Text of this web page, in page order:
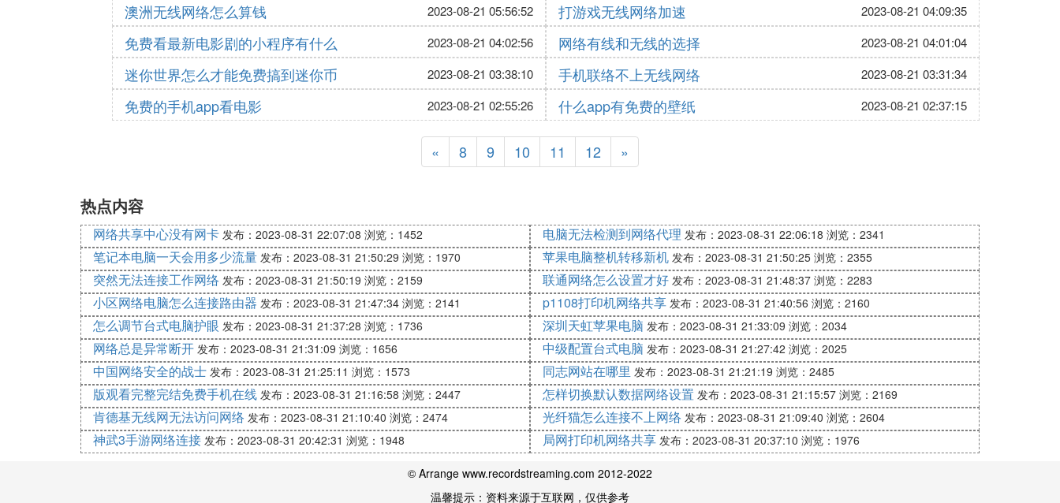
澳洲无线网络怎么算钱 2023-08-21 05:56:52 打游戏无线网络加速 2023-08-21 04:09:35
免费看最新电影剧的小程序有什么 2023-08-21 04:02:56 网络有线和无线的选择 2023-08-21 04:01:04
迷你世界怎么才能免费搞到迷你币 2023-08-21 03:38:10 手机联络不上无线网络 2023-08-21 03:31:34
免费的手机app看电影 2023-08-21 02:55:26 什么app有免费的壁纸 2023-08-21 02:37:15
« 8 9 10 11 12 »
热点内容
网络共享中心没有网卡 发布：2023-08-31 22:07:08 浏览：1452 电脑无法检测到网络代理 发布：2023-08-31 22:06:18 浏览：2341
笔记本电脑一天会用多少流量 发布：2023-08-31 21:50:29 浏览：1970 苹果电脑整机转移新机 发布：2023-08-31 21:50:25 浏览：2355
突然无法连接工作网络 发布：2023-08-31 21:50:19 浏览：2159 联通网络怎么设置才好 发布：2023-08-31 21:48:37 浏览：2283
小区网络电脑怎么连接路由器 发布：2023-08-31 21:47:34 浏览：2141 p1108打印机网络共享 发布：2023-08-31 21:40:56 浏览：2160
怎么调节台式电脑护眼 发布：2023-08-31 21:37:28 浏览：1736 深圳天虹苹果电脑 发布：2023-08-31 21:33:09 浏览：2034
网络总是异常断开 发布：2023-08-31 21:31:09 浏览：1656 中级配置台式电脑 发布：2023-08-31 21:27:42 浏览：2025
中国网络安全的战士 发布：2023-08-31 21:25:11 浏览：1573 同志网站在哪里 发布：2023-08-31 21:21:19 浏览：2485
版观看完整完结免费手机在线 发布：2023-08-31 21:16:58 浏览：2447 怎样切换默认数据网络设置 发布：2023-08-31 21:15:57 浏览：2169
肯德基无线网无法访问网络 发布：2023-08-31 21:10:40 浏览：2474 光纤猫怎么连接不上网络 发布：2023-08-31 21:09:40 浏览：2604
神武3手游网络连接 发布：2023-08-31 20:42:31 浏览：1948 局网打印机网络共享 发布：2023-08-31 20:37:10 浏览：1976
© Arrange www.recordstreaming.com 2012-2022
温馨提示：资料来源于互联网，仅供参考